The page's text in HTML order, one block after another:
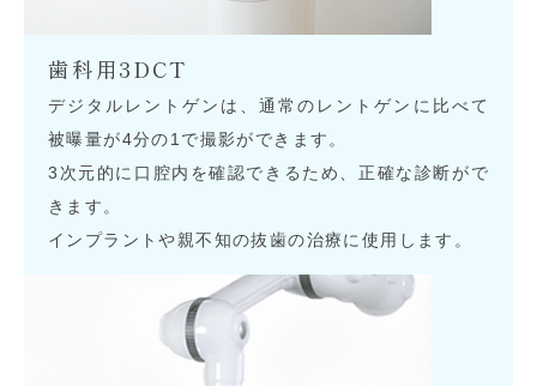
歯科用3DCT
デジタルレントゲンは、通常のレントゲンに比べて
被曝量が4分の1で撮影ができます。
3次元的に口腔内を確認できるため、正確な診断がで
きます。
インプラントや親不知の抜歯の治療に使用します。